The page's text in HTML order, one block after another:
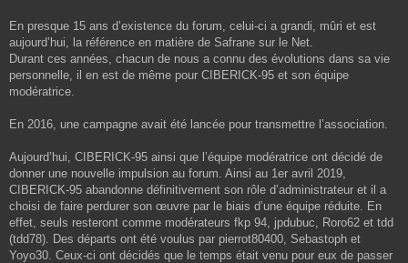
En presque 15 ans d’existence du forum, celui-ci a grandi, mûri et est
aujourd’hui, la référence en matière de Safrane sur le Net.
Durant ces années, chacun de nous a connu des évolutions dans sa vie
personnelle, il en est de même pour CIBERICK-95 et son équipe
modératrice.
En 2016, une campagne avait été lancée pour transmettre l’association.
Aujourd’hui, CIBERICK-95 ainsi que l’équipe modératrice ont décidé de
donner une nouvelle impulsion au forum. Ainsi au 1er avril 2019,
CIBERICK-95 abandonne définitivement son rôle d’administrateur et il a
choisi de faire perdurer son œuvre par le biais d’une équipe réduite. En
effet, seuls resteront comme modérateurs fkp 94, jpdubuc, Roro62 et tdd
(tdd78). Des départs ont été voulus par pierrot80400, Sebastoph et
Yoyo30. Ceux-ci ont décidés que le temps était venu pour eux de passer